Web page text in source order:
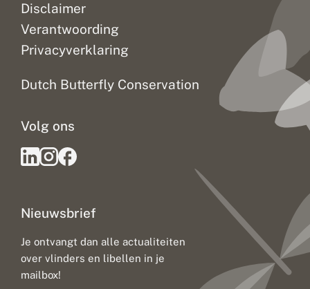
Disclaimer
Verantwoording
Privacyverklaring
Dutch Butterfly Conservation
Nieuwsbrief
Je ontvangt dan alle actualiteiten
over vlinders en libellen in je
mailbox!
Volg ons